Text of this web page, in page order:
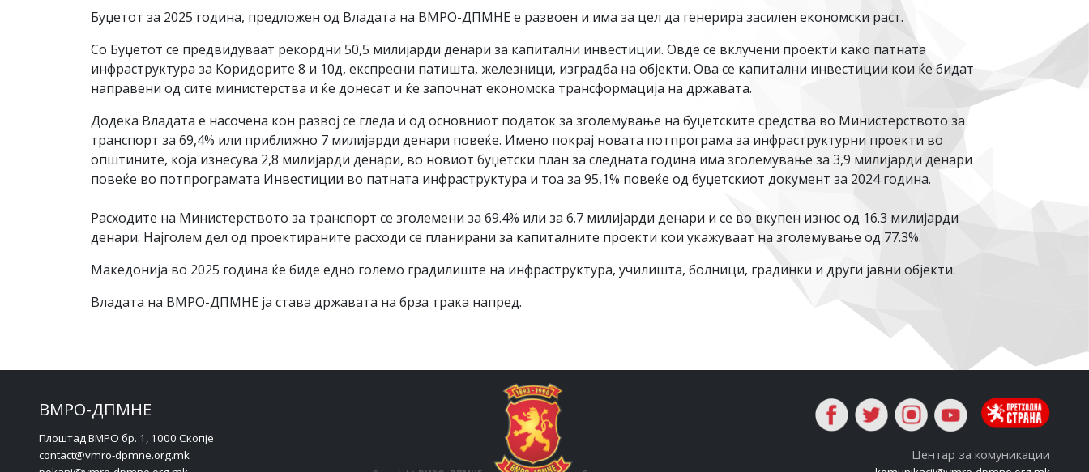
Буџетот за 2025 година, предложен од Владата на ВМРО-ДПМНЕ е развоен и има за цел да генерира засилен економски раст.
Со Буџетот се предвидуваат рекордни 50,5 милијарди денари за капитални инвестиции. Овде се вклучени проекти како патната
инфраструктура за Коридорите 8 и 10д, експресни патишта, железници, изградба на објекти. Ова се капитални инвестиции кои ќе бидат
направени од сите министерства и ќе донесат и ќе започнат економска трансформација на државата.
Додека Владата е насочена кон развој се гледа и од основниот податок за зголемување на буџетските средства во Министерството за
транспорт за 69,4% или приближно 7 милијарди денари повеќе. Имено покрај новата потпрограма за инфраструктурни проекти во
општините, која изнесува 2,8 милијарди денари, во новиот буџетски план за следната година има зголемување за 3,9 милијарди денари
повеќе во потпрограмата Инвестиции во патната инфраструктура и тоа за 95,1% повеќе од буџетскиот документ за 2024 година.
Расходите на Министерството за транспорт се зголемени за 69.4% или за 6.7 милијарди денари и се во вкупен износ од 16.3 милијарди
денари. Најголем дел од проектираните расходи се планирани за капиталните проекти кои укажуваат на зголемување од 77.3%.
Македонија во 2025 година ќе биде едно големо градилиште на инфраструктура, училишта, болници, градинки и други јавни објекти.
Владата на ВМРО-ДПМНЕ ја става државата на брза трака напред.
ВМРО-ДПМНЕ
Плоштад ВМРО бр. 1, 1000 Скопје
contact@vmro-dpmne.org.mk
Центар за комуникации